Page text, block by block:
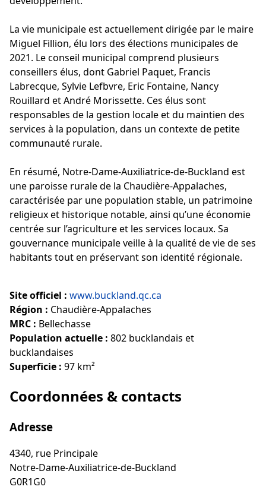
La vie municipale est actuellement dirigée par le maire
Miguel Fillion, élu lors des élections municipales de
2021. Le conseil municipal comprend plusieurs
conseillers élus, dont Gabriel Paquet, Francis
Labrecque, Sylvie Lefbvre, Eric Fontaine, Nancy
Rouillard et André Morissette. Ces élus sont
responsables de la gestion locale et du maintien des
services à la population, dans un contexte de petite
communauté rurale.
En résumé, Notre-Dame-Auxiliatrice-de-Buckland est
une paroisse rurale de la Chaudière-Appalaches,
caractérisée par une population stable, un patrimoine
religieux et historique notable, ainsi qu’une économie
centrée sur l’agriculture et les services locaux. Sa
gouvernance municipale veille à la qualité de vie de ses
habitants tout en préservant son identité régionale.
Site officiel : www.buckland.qc.ca
Région : Chaudière-Appalaches
MRC : Bellechasse
Population actuelle : 802 bucklandais et
bucklandaises
Superficie : 97 km²
Coordonnées & contacts
Adresse
4340, rue Principale
Notre-Dame-Auxiliatrice-de-Buckland
G0R1G0